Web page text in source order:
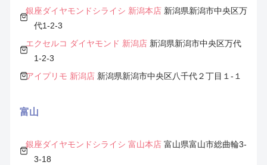
銀座ダイヤモンドシライシ 新潟本店 新潟県新潟市中央区万
代1-2-3
エクセルコ ダイヤモンド 新潟店 新潟県新潟市中央区万代
1-2-3
アイプリモ 新潟店 新潟県新潟市中央区八千代２丁目１-１
富山
銀座ダイヤモンドシライシ 富山本店 富山県富山市総曲輪3-
3-18